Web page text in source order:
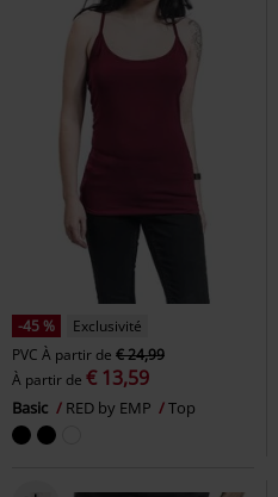
-45 %
Exclusivité
PVC À partir de € 24,99
À partir de € 13,59
Basic RED by EMP Top